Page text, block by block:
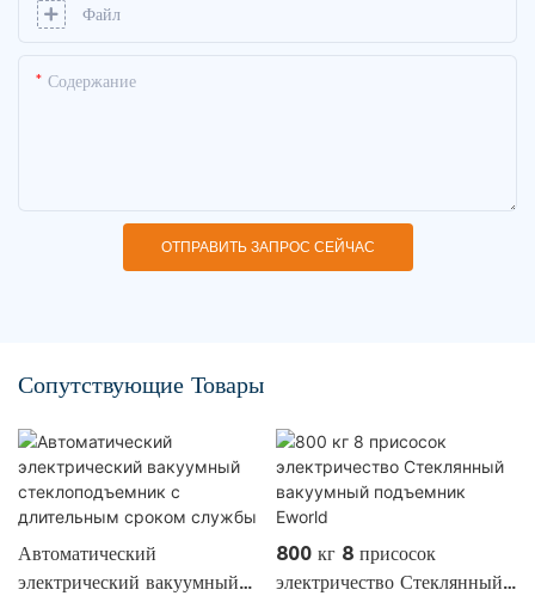
Файл
Содержание
ОТПРАВИТЬ ЗАПРОС СЕЙЧАС
Сопутствующие Товары
Автоматический
электрический вакуумный
800 кг 8 присосок
электричество Стеклянный